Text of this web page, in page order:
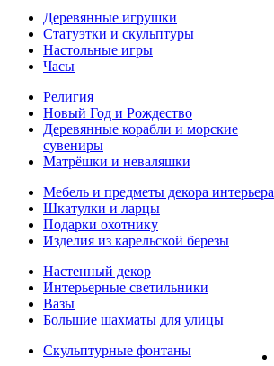
Деревянные игрушки
Статуэтки и скульптуры
Настольные игры
Часы
Религия
Новый Год и Рождество
Деревянные корабли и морские
сувениры
Матрёшки и неваляшки
Мебель и предметы декора интерьера
Шкатулки и ларцы
Подарки охотнику
Изделия из карельской березы
Настенный декор
Интерьерные светильники
Вазы
Большие шахматы для улицы
Скульптурные фонтаны